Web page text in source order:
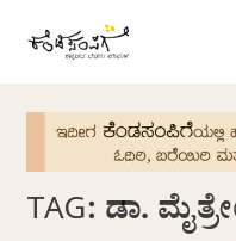
TAG: ಡಾ.